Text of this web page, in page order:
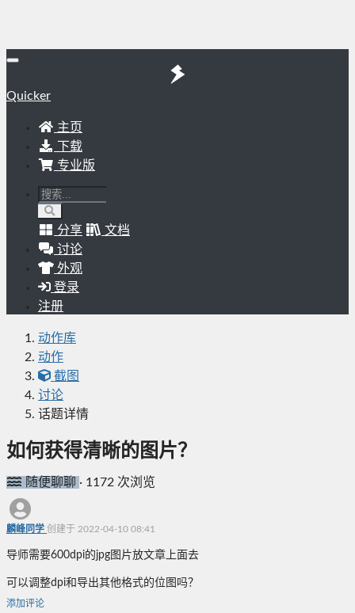
Quicker
主页
下载
专业版
分享
文档
讨论
外观
登录
注册
动作库
动作
截图
讨论
话题详情
如何获得清晰的图片？
随便聊聊 · 1172 次浏览
麟峰同学 创建于 2022-04-10 08:41
导师需要600dpi的jpg图片放文章上面去
可以调整dpi和导出其他格式的位图吗？
添加评论